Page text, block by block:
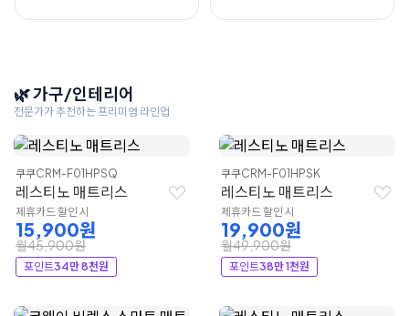
🌿 가구/인테리어
전문가가 추천하는 프리미엄 라인업
쿠쿠CRM-F01HPSQ
레스티노 매트리스
제휴카드 할인 시
15,900원
월45,900원
포인트34만 8천원
쿠쿠CRM-F01HPSK
레스티노 매트리스
제휴카드 할인 시
19,900원
월49,900원
포인트38만 1천원